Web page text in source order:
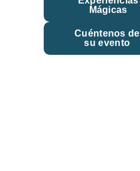
Mágicas
Cuéntenos de
su evento